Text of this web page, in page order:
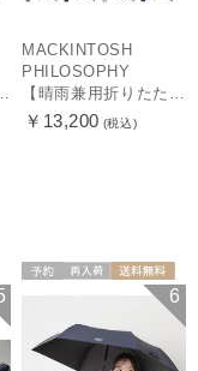
MACKINTOSH
PHILOSOPHY
￥13,200 (税込)
送料無料 6